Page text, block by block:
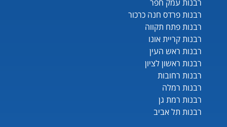
רבנות עמק חפר
רבנות פרדס חנה כרכור
רבנות פתח תקווה
רבנות קריית אונו
רבנות ראש העין
רבנות ראשון לציון
רבנות רחובות
רבנות רמלה
רבנות רמת גן
רבנות תל אביב